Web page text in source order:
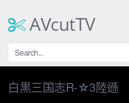
contentAVcutTV
白黒三国志R-☆3陸遜